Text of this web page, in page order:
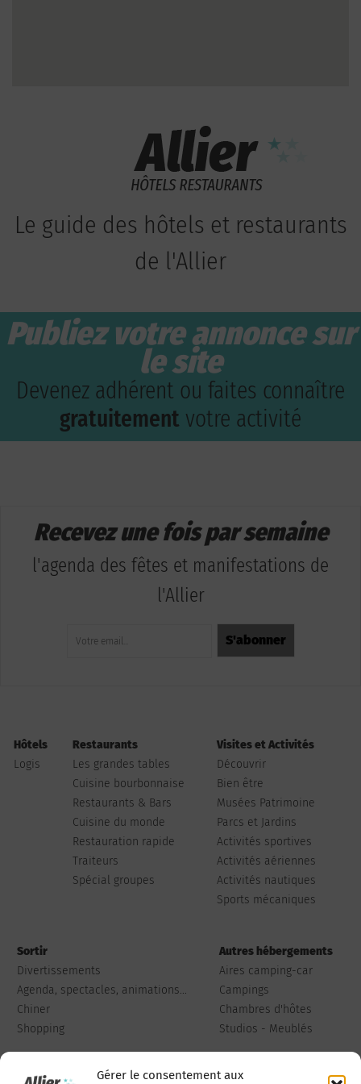
Gérer le consentement aux
Le guide des hôtels et restaurants
de l'Allier
Publiez votre annonce sur
le site
Devenez adhérent ou faites connaître
gratuitement votre activité
Recevez une fois par semaine
l'agenda des fêtes et manifestations de
l'Allier
Hôtels
Logis
Restaurants
Les grandes tables
Cuisine bourbonnaise
Restaurants & Bars
Cuisine du monde
Restauration rapide
Traiteurs
Spécial groupes
Visites et Activités
Découvrir
Bien être
Musées Patrimoine
Parcs et Jardins
Activités sportives
Activités aériennes
Activités nautiques
Sports mécaniques
Sortir
Divertissements
Agenda, spectacles, animations...
Chiner
Shopping
Autres hébergements
Aires camping-car
Campings
Chambres d'hôtes
Studios - Meublés